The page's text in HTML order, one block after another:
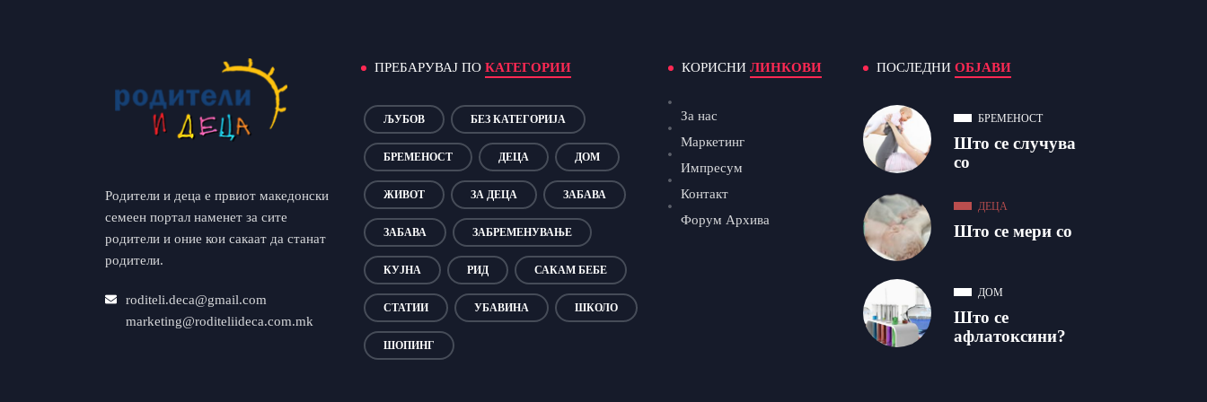
Родители и деца е првиот македонски
семеен портал наменет за сите
родители и оние кои сакаат да станат
родители.
roditeli.deca@gmail.com
marketing@roditeliideca.com.mk
ПРЕБАРУВАЈ ПО КАТЕГОРИИ
ЉУБОВ БЕЗ КАТЕГОРИЈА
БРЕМЕНОСТ ДЕЦА ДОМ
ЖИВОТ ЗА ДЕЦА ЗАБАВА
ЗАБАВА ЗАБРЕМЕНУВАЊЕ
КУЈНА РИД САКАМ БЕБЕ
СТАТИИ УБАВИНА ШКОЛО
ШОПИНГ
КОРИСНИ ЛИНКОВИ
За нас
Маркетинг
Импресум
Контакт
Форум Архива
ПОСЛЕДНИ ОБЈАВИ
БРЕМЕНОСТ
Што се случува
со
ДЕЦА
Што се мери со
ДОМ
Што се
афлатоксини?